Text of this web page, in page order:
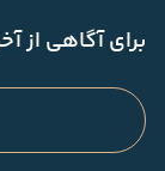
برای آگاهی از